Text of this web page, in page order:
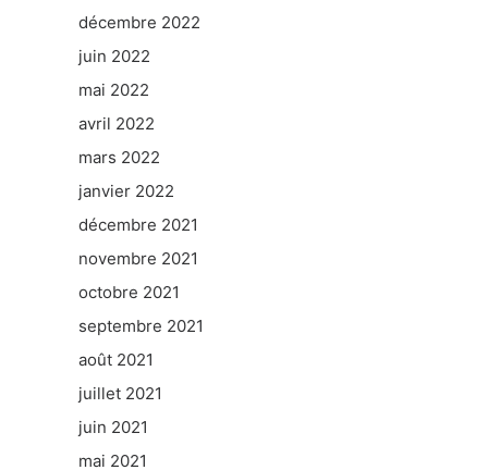
décembre 2022
juin 2022
mai 2022
avril 2022
mars 2022
janvier 2022
décembre 2021
novembre 2021
octobre 2021
septembre 2021
août 2021
juillet 2021
juin 2021
mai 2021